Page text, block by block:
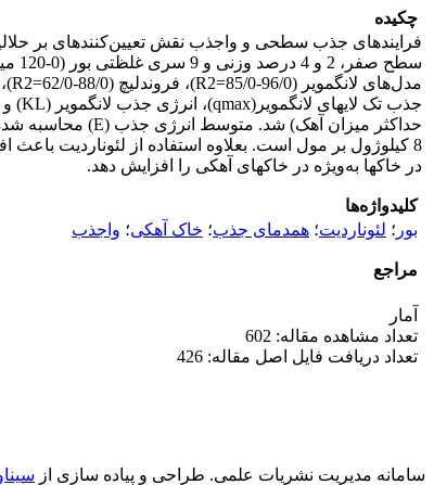
چکیده
در خاکها به‌ویژه در خاک­های آهکی را افزایش دهد.
کلیدواژه‌ها
بور ؛ لئوناردیت؛ همدمای جذب؛ خاک آهکی؛ واجذب
مراجع
آمار
تعداد مشاهده مقاله: 602
تعداد دریافت فایل اصل مقاله: 426
سامانه مدیریت نشریات علمی. طراحی و پیاده سازی از